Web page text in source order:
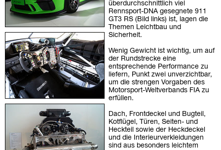
überdurchschnittlich viel
Rennsport-DNA gesegnete 911
GT3 RS (Bild links) ist, lagen die
Themen Leichtbau und
Sicherheit.
Wenig Gewicht ist wichtig, um auf
der Rundstrecke eine
entsprechende Performance zu
liefern, Punkt zwei unverzichtbar,
um die strengen Vorgaben des
Motorsport-Weltverbands FIA zu
erfüllen.
Dach, Frontdeckel und Bugteil,
Kotflügel, Türen, Seiten- und
Heckteil sowie der Heckdeckel
und die Interieurverkleidungen
sind aus besonders leichtem